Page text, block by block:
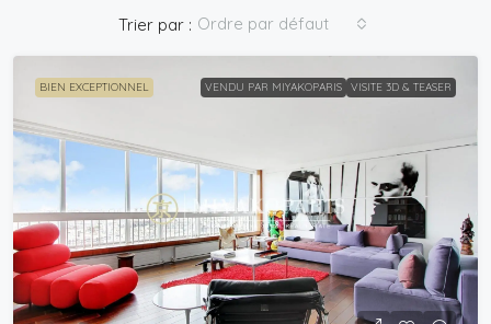
Trier par : Ordre par défaut
BIEN EXCEPTIONNEL VENDU PAR MIYAKOPARIS VISITE 3D & TEASER